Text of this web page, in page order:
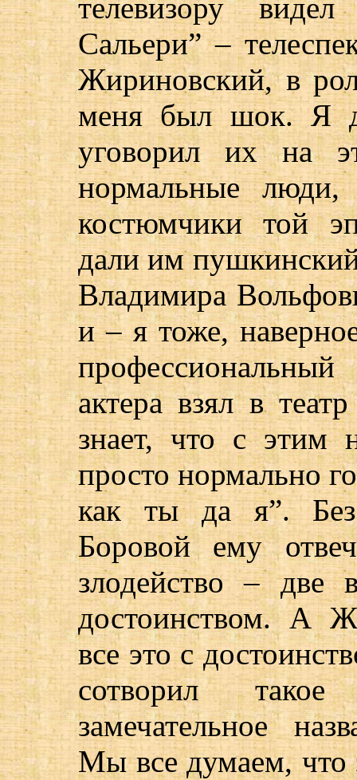
телевизору
Сальери” –
Жириновский, в
меня был шок. Я
уговорил их на
нормальные
костюмчики той
дали им пушкинский
Владимира
и – я тоже,
актера взял в
знает, что с этим
просто нормально
как ты да я”. Без
Боровой ему
злодейство – две
достоинством. А
все это с
сотворил
замечательное
Мы все думаем, что